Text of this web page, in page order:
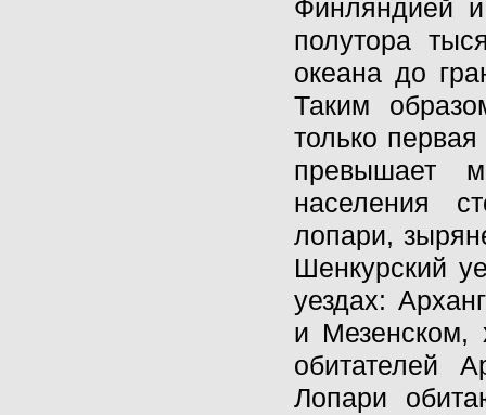
Финляндией
полутора
океана до
Таким
только
превышает
населения
лопари,
Шенкурский
уездах:
и Мезенском,
обитателей
Лопари